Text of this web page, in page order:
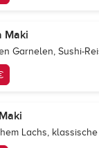
Maki
Garnelen, Sushi-
Lachs,